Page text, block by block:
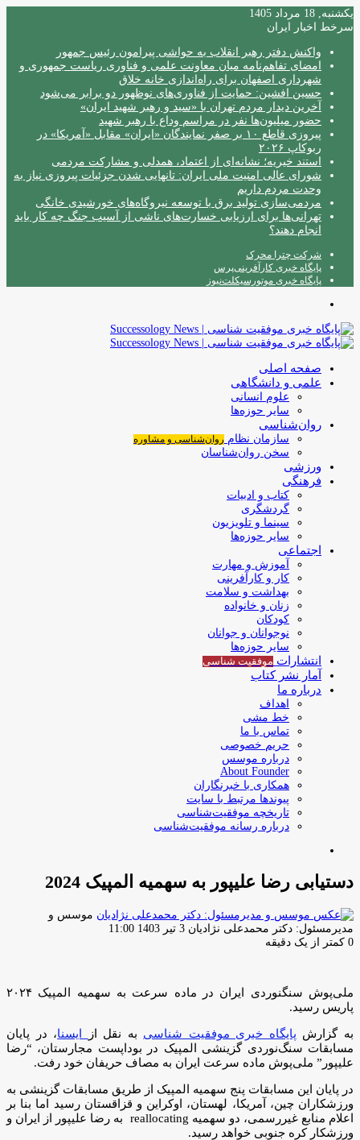
یکشنبه, 18 مرداد 1405
سرخط اخبار ایران
واکنش دفتر رهبر انقلاب به حواشی پیرامون رئیس جمهور
امضای تفاهم‌نامه میان معاونت علمی و فناوری ریاست جمهوری و
شهرداری اصفهان برای راه‌اندازی خانه خلاق
حسین افشین: حمایت از فناوری‌های نوظهور دو برابر می‌شود
آخرین دیدار مردم تهران با «سید و رهبر شهید ایران»
حضور میلیون‌ها نفر در مراسم وداع با رهبر شهید
پیروزی قاطع ۱۰ بر صفر نمایندگان «ایران» مقابل «آمریکا» در
ربوکاپ ۲۰۲۶
استند خیریه؛ نشانه‌ای از اعتماد، همدلی و مشارکت مردمی
شورای عالی امنیت ملی ایران: تانهایی شدن جزئیات پیروزی نیاز به
وحدت مردم داریم
مردمی‌سازی تولید برق با توسعه نیروگاه‌های خورشیدی خانگی
تهرانی‌ها برای ارزیابی خسارت‌های ناشی از آسیب جنگ چه کار باید
انجام دهند؟
شرکت چترا محرک
پایگاه خبری کارآفرینی‌پرس
پایگاه خبری موتورسیکلت‌نیوز
صفحه اصلی
علمی و دانشگاهی
علوم انسانی
سایر حوزه‌ها
روان‌شناسی
سازمان نظام روان‌شناسی و مشاوره
سخن روان‌شناسان
ورزشی
فرهنگی
کتاب و ادبیات
گردشگری
سینما و تلویزیون
سایر حوزه‌ها
اجتماعی
آموزش و مهارت
کار و کارآفرینی
بهداشت و سلامت
زنان و خانواده
کودکان
نوجوانان و جوانان
سایر حوزه‌ها
انتشارات موفقیت‌ شناسی
آمار نشر کتاب
درباره ما
اهداف
خط مشی
تماس با ما
حریم خصوصی
درباره موسس
About Founder
همکاری با خبرنگاران
پیوندها مرتبط با سایت
تاریخچه موفقیت‌شناسی
درباره رسانه موفقیت‌شناسی
دستیابی رضا علیپور به سهمیه المپیک 2024
موسس و
مدیرمسئول: دکتر محمدعلی نژادیان ارسال
3 تیر 1403 11:00
0 کمتر از یک دقیقه
ملی‌پوش سنگنوردی ایران در ماده سرعت به سهمیه المپیک ۲۰۲۴
پاریس رسید.
به گزارش پایگاه خبری موفقیت شناسی به نقل از ایسنا، در پایان
مسابقات سنگ‌نوردی گزینشی المپیک در بوداپست مجارستان، “رضا
علیپور” ملی‌پوش ماده سرعت ایران به مصاف حریفان خود رفت.
در پایان این مسابقات پنج سهمیه المپیک از طریق مسابقات گزینشی به
ورزشکاران چین، آمریکا، لهستان، اوکراین و قزاقستان رسید اما بنا بر
اعلام منابع غیررسمی، دو سهمیه reallocating به رضا علیپور از ایران و
ورزشکار کره جنوبی خواهد رسید.